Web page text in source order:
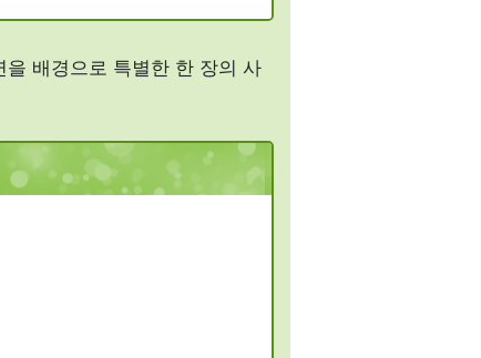
배경으로 특별한 한 장의 사